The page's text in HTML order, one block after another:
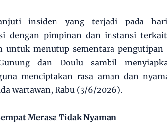
insiden yang terjadi pada
dengan pimpinan dan instansi
untuk menutup sementara
dan Doulu sambil
menciptakan rasa aman dan
wartawan, Rabu (3/6/2026).
Merasa Tidak Nyaman